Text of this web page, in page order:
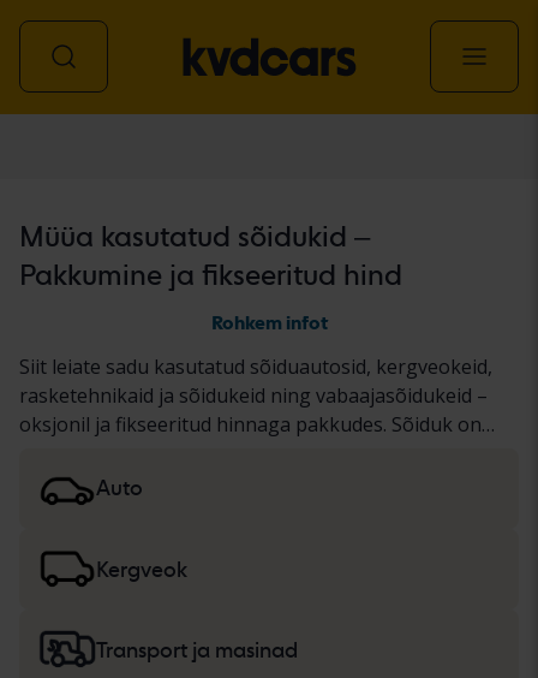
Müüa kasutatud sõidukid –
Pakkumine ja fikseeritud hind
Rohkem infot
Siit leiate sadu kasutatud sõiduautosid, kergveokeid,
rasketehnikaid ja sõidukeid ning vabaajasõidukeid –
oksjonil ja fikseeritud hinnaga pakkudes. Sõiduk on
dokumenteeritud standardse protokolli alusel.
Tulemused esitame sõiduki kirjelduses. Lugege
rasketehnika, veoautode ja vabaajasõidukite
Auto
Kergveok
Transport ja masinad